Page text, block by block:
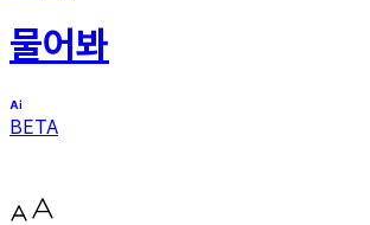
물어봐
BETA